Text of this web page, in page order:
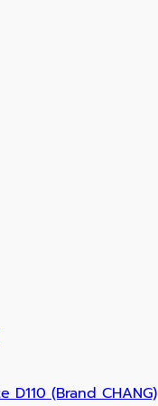
D110 (Brand CHANG)